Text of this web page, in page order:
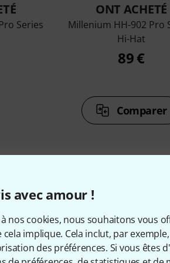
avec amour !
à nos cookies, nous souhaitons vous
cela implique. Cela inclut, par
des préférences. Si vous êtes
Series
ONT ACHETÉ
Millenium HH-902 Pro
Hi-Hat
89 €
Comparer
&